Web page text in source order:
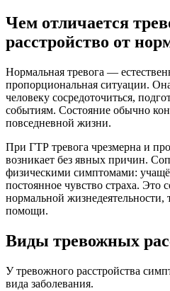
Чем отличается
расстройство от
Нормальная тревога ―
пропорциональная ситуации.
человеку сосредоточиться,
событиям. Состояние обычно
повседневной жизни.
При ГТР тревога чрезмерна и
возникает без явных причин.
физическими симптомами:
постоянное чувство страха. Это
нормальной жизнедеятельности,
помощи.
Виды тревожных
У тревожного расстройства
вида заболевания.